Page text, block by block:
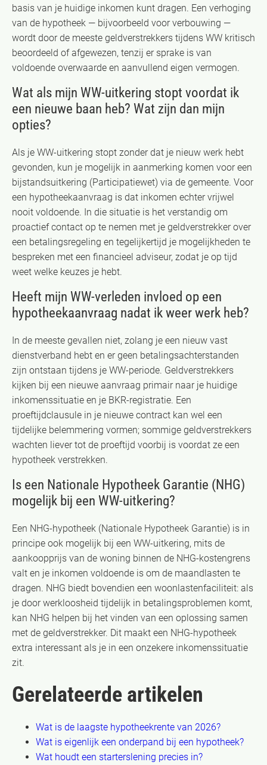
basis van je huidige inkomen kunt dragen. Een verhoging
van de hypotheek — bijvoorbeeld voor verbouwing —
wordt door de meeste geldverstrekkers tijdens WW kritisch
beoordeeld of afgewezen, tenzij er sprake is van
voldoende overwaarde en aanvullend eigen vermogen.
Wat als mijn WW-uitkering stopt voordat ik
een nieuwe baan heb? Wat zijn dan mijn
opties?
Als je WW-uitkering stopt zonder dat je nieuw werk hebt
gevonden, kun je mogelijk in aanmerking komen voor een
bijstandsuitkering (Participatiewet) via de gemeente. Voor
een hypotheekaanvraag is dat inkomen echter vrijwel
nooit voldoende. In die situatie is het verstandig om
proactief contact op te nemen met je geldverstrekker over
een betalingsregeling en tegelijkertijd je mogelijkheden te
bespreken met een financieel adviseur, zodat je op tijd
weet welke keuzes je hebt.
Heeft mijn WW-verleden invloed op een
hypotheekaanvraag nadat ik weer werk heb?
In de meeste gevallen niet, zolang je een nieuw vast
dienstverband hebt en er geen betalingsachterstanden
zijn ontstaan tijdens je WW-periode. Geldverstrekkers
kijken bij een nieuwe aanvraag primair naar je huidige
inkomenssituatie en je BKR-registratie. Een
proeftijdclausule in je nieuwe contract kan wel een
tijdelijke belemmering vormen; sommige geldverstrekkers
wachten liever tot de proeftijd voorbij is voordat ze een
hypotheek verstrekken.
Is een Nationale Hypotheek Garantie (NHG)
mogelijk bij een WW-uitkering?
Een NHG-hypotheek (Nationale Hypotheek Garantie) is in
principe ook mogelijk bij een WW-uitkering, mits de
aankoopprijs van de woning binnen de NHG-kostengrens
valt en je inkomen voldoende is om de maandlasten te
dragen. NHG biedt bovendien een woonlastenfaciliteit: als
je door werkloosheid tijdelijk in betalingsproblemen komt,
kan NHG helpen bij het vinden van een oplossing samen
met de geldverstrekker. Dit maakt een NHG-hypotheek
extra interessant als je in een onzekere inkomenssituatie
zit.
Gerelateerde artikelen
Wat is de laagste hypotheekrente van 2026?
Wat is eigenlijk een onderpand bij een hypotheek?
Wat houdt een starterslening precies in?